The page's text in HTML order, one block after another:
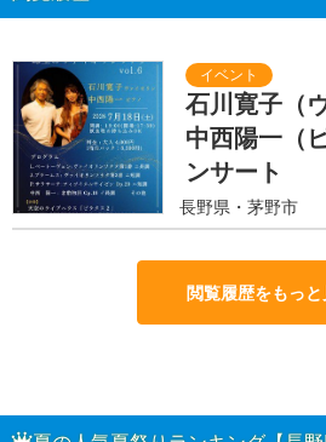
石川寛子（
中西陽一（
ンサート
長野県・茅野市
閲覧履歴をもっと